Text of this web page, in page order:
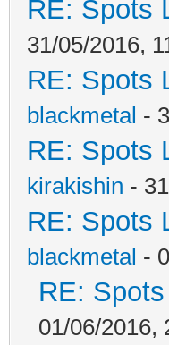
RE: Spots
31/05/2016,
RE: Spots
blackmetal -
RE: Spots
kirakishin -
RE: Spots
blackmetal -
RE:
01/06/2016,